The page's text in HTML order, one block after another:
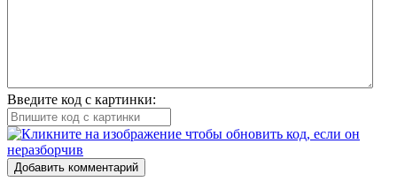
Введите код с картинки:
Добавить комментарий